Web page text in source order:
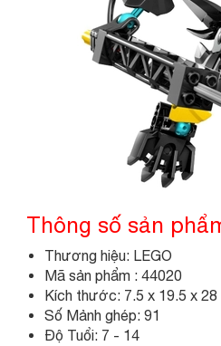
Thông số sản
Thương hiệu: LEGO
Mã sản phẩm : 44020
Kích thước: 7.5 x 19.5 x 28
Số Mảnh ghép: 91
Độ Tuổi: 7 - 14